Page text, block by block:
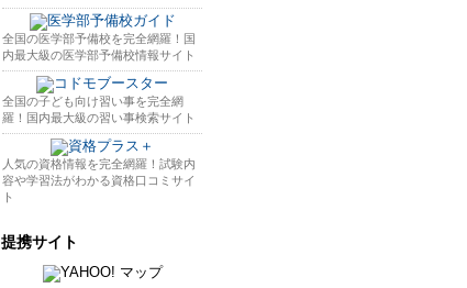
全国の医学部予備校を完全網羅！国
内最大級の医学部予備校情報サイト
全国の子ども向け習い事を完全網
羅！国内最大級の習い事検索サイト
人気の資格情報を完全網羅！試験内
容や学習法がわかる資格口コミサイ
ト
提携サイト